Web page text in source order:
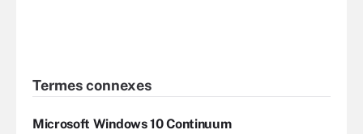
Termes connexes
Microsoft Windows 10 Continuum